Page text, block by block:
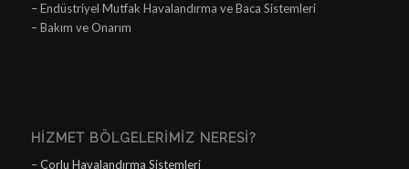
– Endüstriyel Mutfak Havalandırma ve Baca Sistemleri
– Bakım ve Onarım
HIZMET BÖLGELERIMIZ NERESI?
–Çorlu Havalandırma Sistemleri